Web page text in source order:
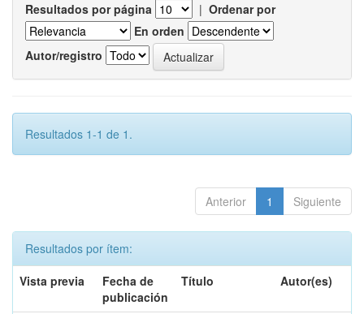
Resultados por página | Ordenar por
En orden
Autor/registro
Resultados 1-1 de 1.
Anterior 1 Siguiente
Resultados por ítem:
Vista previa
Fecha de
publicación
Título Autor(es)